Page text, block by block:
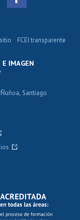
E IMAGEN
Santiago
FCEI transparente